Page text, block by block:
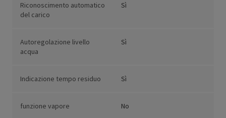
Riconoscimento automatico
del carico
Sì
Autoregolazione livello
acqua
Sì
Indicazione tempo residuo Sì
funzione vapore No